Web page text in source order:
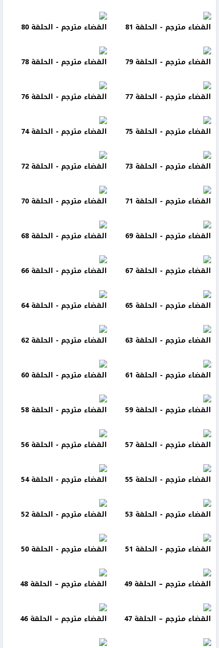
القضاء مترجم - الحلقة 81 القضاء مترجم - الحلقة 80
القضاء مترجم - الحلقة 79 القضاء مترجم - الحلقة 78
القضاء مترجم - الحلقة 77 القضاء مترجم - الحلقة 76
القضاء مترجم - الحلقة 75 القضاء مترجم - الحلقة 74
القضاء مترجم - الحلقة 73 القضاء مترجم - الحلقة 72
القضاء مترجم - الحلقة 71 القضاء مترجم - الحلقة 70
القضاء مترجم - الحلقة 69 القضاء مترجم - الحلقة 68
القضاء مترجم - الحلقة 67 القضاء مترجم - الحلقة 66
القضاء مترجم - الحلقة 65 القضاء مترجم - الحلقة 64
القضاء مترجم - الحلقة 63 القضاء مترجم - الحلقة 62
القضاء مترجم - الحلقة 61 القضاء مترجم - الحلقة 60
القضاء مترجم - الحلقة 59 القضاء مترجم - الحلقة 58
القضاء مترجم - الحلقة 57 القضاء مترجم - الحلقة 56
القضاء مترجم - الحلقة 55 القضاء مترجم - الحلقة 54
القضاء مترجم - الحلقة 53 القضاء مترجم - الحلقة 52
القضاء مترجم - الحلقة 51 القضاء مترجم - الحلقة 50
القضاء مترجم – الحلقة 49 القضاء مترجم – الحلقة 48
القضاء مترجم – الحلقة 47 القضاء مترجم – الحلقة 46